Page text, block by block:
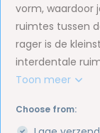
vorm, waardoor
ruimtes tussen
rager is de
interdentale
Toon meer
Choose from: